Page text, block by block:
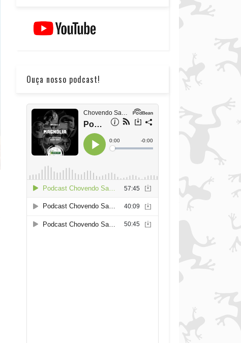
Ouça nosso podcast!